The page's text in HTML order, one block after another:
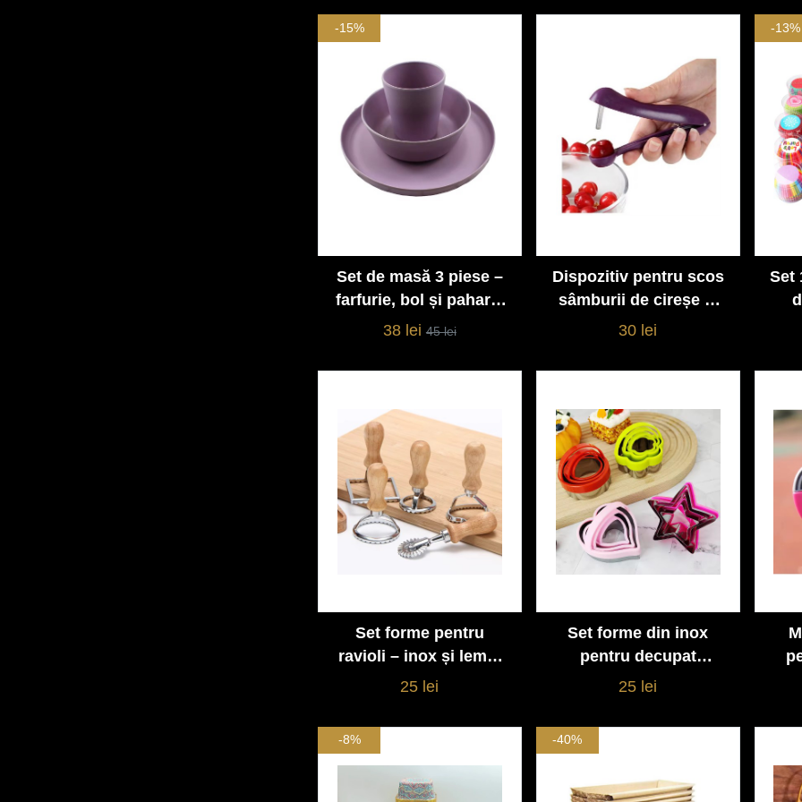
mâner ergonomic
-15%
Vezi detalii
Set de masă 3 piese –
farfurie, bol și pahar –
design minimalist,
38 lei 45 lei
Vezi detalii
Dispozitiv pentru scos
sâmburii de cireșe și
vișine
30 lei
-13%
Set
Vezi detalii
Set forme pentru
ravioli – inox și lemn,
model rotund și pătrat
25 lei
Vezi detalii
Set forme din inox
pentru decupat
prăjituri – 4
colorat
25 lei
-8% -40%